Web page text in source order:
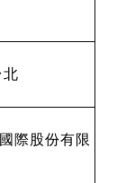
北
際股份有限